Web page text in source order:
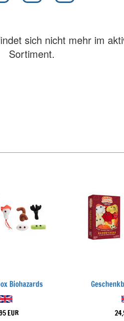
sich nicht mehr im
Sortiment.
Biohazards
EUR